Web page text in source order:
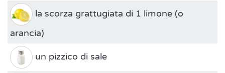
la scorza grattugiata di 1 limone (o
arancia)
un pizzico di sale